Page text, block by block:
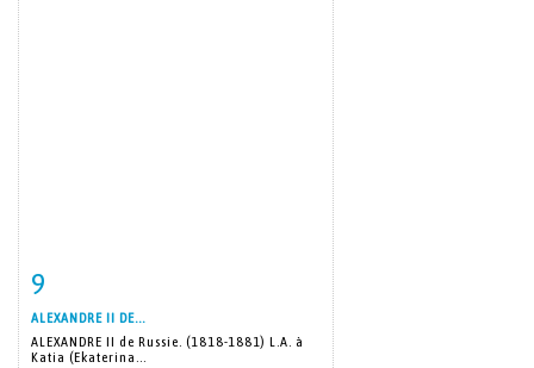
9
ALEXANDRE II DE...
ALEXANDRE II de Russie. (1818-1881) L.A. à
Katia (Ekaterina...